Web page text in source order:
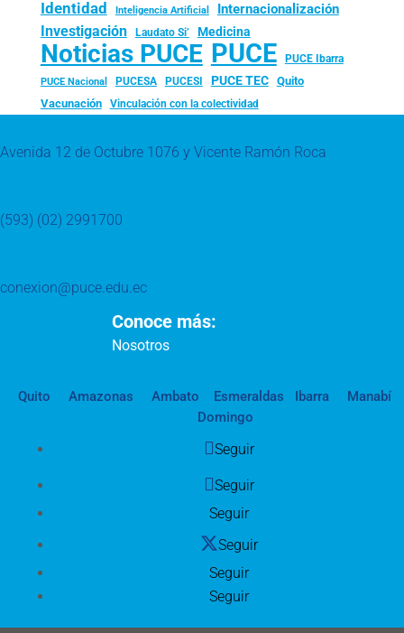
Identidad Inteligencia Artificial Internacionalización
Investigación Laudato Si’ Medicina
Noticias PUCE PUCE PUCE Ibarra
PUCE Nacional PUCESA PUCESI PUCE TEC
Quito
Vacunación
Vinculación con la colectividad
Avenida 12 de Octubre 1076 y Vicente Ramón Roca
(593) (02) 2991700
conexion@puce.edu.ec
Conoce más:
Nosotros
Quito Amazonas Ambato Esmeraldas Ibarra
Manabí
Domingo
Seguir
Seguir
Seguir
Seguir
Seguir
Seguir